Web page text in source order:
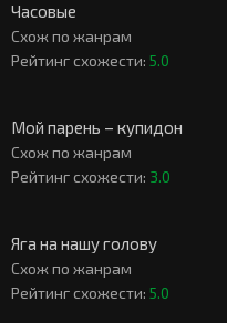
Часовые
Схож по жанрам
Рейтинг схожести:5.0
Мой парень – купидон
Схож по жанрам
Рейтинг схожести: 3.0
Яга на нашу голову
Схож по жанрам
Рейтинг схожести:5.0